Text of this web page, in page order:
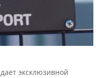
эксклюзивной